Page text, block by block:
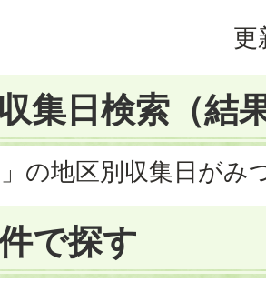
更
集日検索 （結
」の地区別収集日がみ
で探す